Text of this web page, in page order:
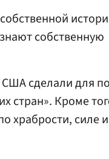
собственную
США сделали для
стран». Кроме
храбрости, силе и